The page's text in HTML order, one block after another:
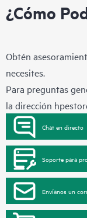
¿Cómo
Obtén
necesites.
Para preguntas
la dirección
Chat en directo
Soporte para
Envíanos un